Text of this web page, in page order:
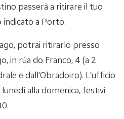
passerà a ritirare il tuo
indicato a Porto.
potrai ritirarlo presso
in rúa do Franco, 4 (a 2
e dall’Obradoiro). L’ufficio
alla domenica, festivi